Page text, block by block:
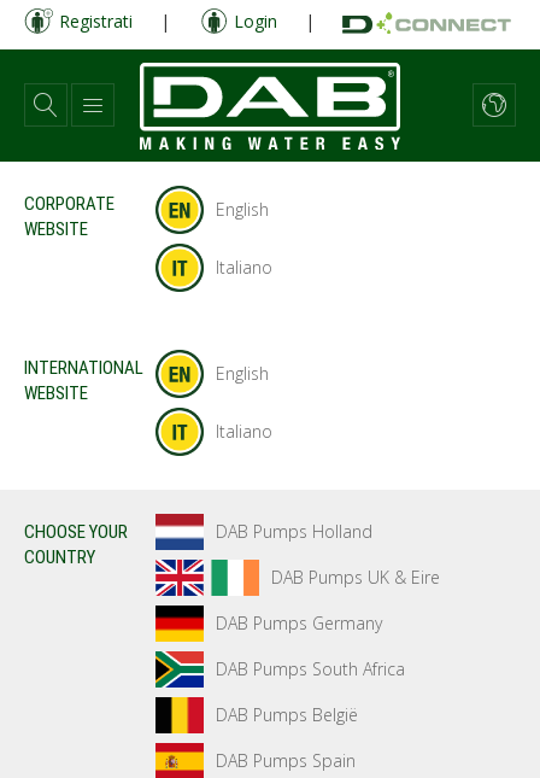
Salta
contenuto
principale
Registrati | Login |
CORPORATE
WEBSITE
English
Italiano
INTERNATIONAL
WEBSITE
English
Italiano
CHOOSE YOUR
COUNTRY
DAB Pumps Holland
DAB Pumps UK & Eire
DAB Pumps Germany
DAB Pumps South Africa
DAB Pumps België
DAB Pumps Spain